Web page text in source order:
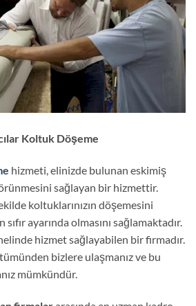
Koltuk Döşeme
hizmeti, elinizde bulunan eskimiş
sağlayan bir hizmettir.
koltuklarınızın döşemesini
ayarında olmasını sağlamaktadır.
hizmet sağlayabilen bir firmadır.
bizlere ulaşmanız ve bu
mümkündür.